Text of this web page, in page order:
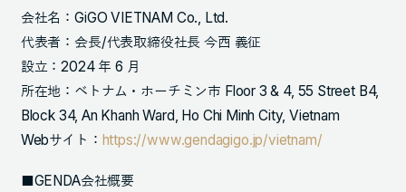
会社名：GiGO VIETNAM Co., Ltd.
代表者：会長/代表取締役社長 今西 義征
設立：2024 年 6 月
所在地：ベトナム・ホーチミン市 Floor 3 & 4, 55 Street B4,
Block 34, An Khanh Ward, Ho Chi Minh City, Vietnam
Webサイト： https://www.gendagigo.jp/vietnam/
■GENDA会社概要